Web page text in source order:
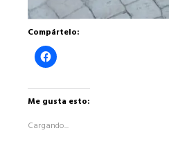
Compártelo:
Haz
clic
en
Facebook
en
Me gusta esto:
Cargando...